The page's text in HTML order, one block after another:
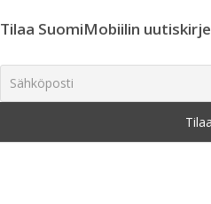
Tilaa SuomiMobiilin